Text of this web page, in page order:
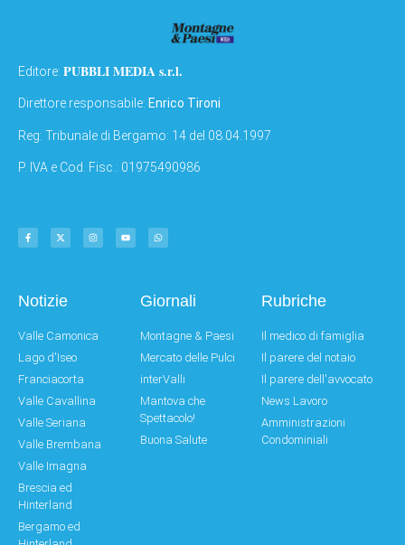
Editore: PUBBLI MEDIA s.r.l.
Direttore responsabile: Enrico Tironi
Reg: Tribunale di Bergamo: 14 del 08.04.1997
P. IVA e Cod. Fisc.: 01975490986
Notizie
Valle Camonica
Lago d'Iseo
Franciacorta
Valle Cavallina
Valle Seriana
Valle Brembana
Valle Imagna
Brescia ed
Hinterland
Bergamo ed
Giornali
Montagne & Paesi
Mercato delle Pulci
interValli
Mantova che
Spettacolo!
Buona Salute
Rubriche
Il medico di famiglia
Il parere del notaio
Il parere dell'avvocato
News Lavoro
Amministrazioni
Condominiali